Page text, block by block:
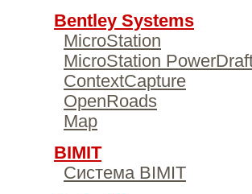
Bentley Systems
MicroStation
MicroStation
ContextCapture
OpenRoads
Map
BIMIT
Система BIMIT